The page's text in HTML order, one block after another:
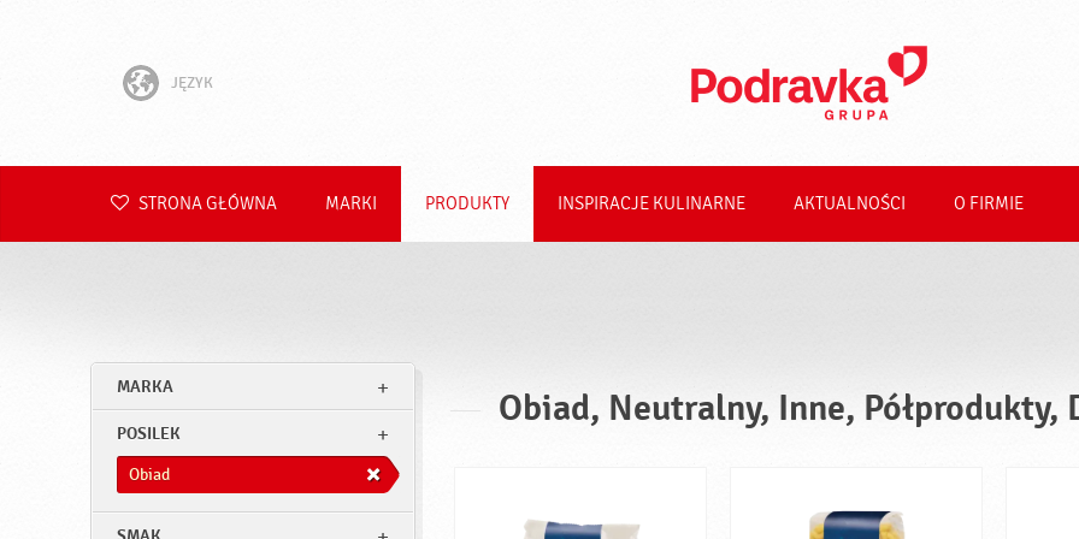
JĘZYK
Hrvatski
Română
Deutsch
STRONA GŁÓWNA MARKI PRODUKTY INSPIRACJE KULINARNE AKTUALNOŚCI O FIRMIE
MARKA
POSILEK
Obiad
Obiad, Neutralny, Inne, Półprodukty,